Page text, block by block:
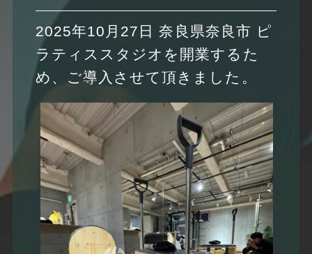
2025年10月27日 奈良県奈良市 ピ
ラティススタジオを開業するた
め、ご導入させて頂きました。